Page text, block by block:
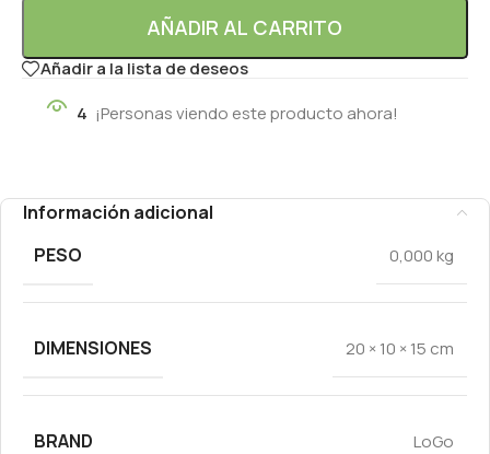
AÑADIR AL CARRITO
Añadir a la lista de deseos
4 ¡Personas viendo este producto ahora!
Información adicional
PESO
0,000 kg
DIMENSIONES 20 × 10 × 15 cm
BRAND LoGo